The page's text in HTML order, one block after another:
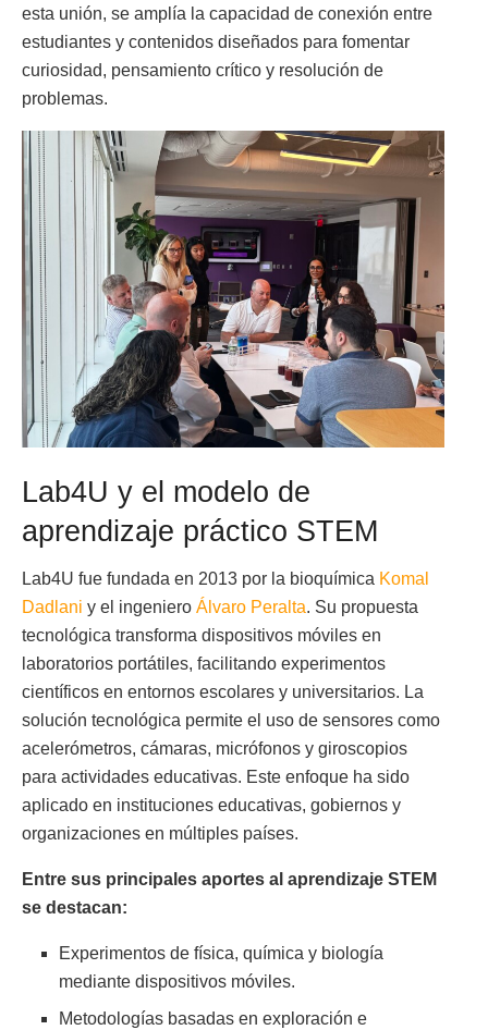
esta unión, se amplía la capacidad de conexión entre
estudiantes y contenidos diseñados para fomentar
curiosidad, pensamiento crítico y resolución de
problemas.
Lab4U y el modelo de
aprendizaje práctico STEM
Lab4U fue fundada en 2013 por la bioquímica Komal
Dadlani y el ingeniero Álvaro Peralta. Su propuesta
tecnológica transforma dispositivos móviles en
laboratorios portátiles, facilitando experimentos
científicos en entornos escolares y universitarios. La
solución tecnológica permite el uso de sensores como
acelerómetros, cámaras, micrófonos y giroscopios
para actividades educativas. Este enfoque ha sido
aplicado en instituciones educativas, gobiernos y
organizaciones en múltiples países.
Entre sus principales aportes al aprendizaje STEM
se destacan:
Experimentos de física, química y biología
mediante dispositivos móviles.
Metodologías basadas en exploración e